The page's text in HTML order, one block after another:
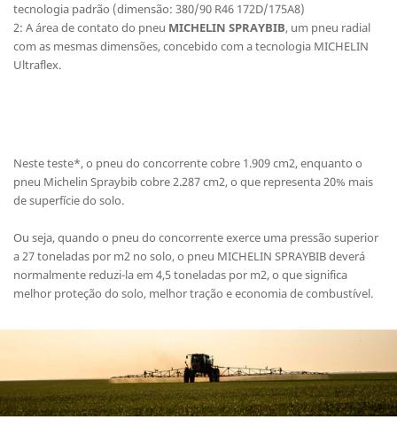
tecnologia padrão (dimensão: 380/90 R46 172D/175A8)
2: A área de contato do pneu MICHELIN SPRAYBIB, um pneu radial
com as mesmas dimensões, concebido com a tecnologia MICHELIN
Ultraflex.
Neste teste*, o pneu do concorrente cobre 1.909 cm2, enquanto o
pneu Michelin Spraybib cobre 2.287 cm2, o que representa 20% mais
de superfície do solo.
Ou seja, quando o pneu do concorrente exerce uma pressão superior
a 27 toneladas por m2 no solo, o pneu MICHELIN SPRAYBIB deverá
normalmente reduzi-la em 4,5 toneladas por m2, o que significa
melhor proteção do solo, melhor tração e economia de combustível.